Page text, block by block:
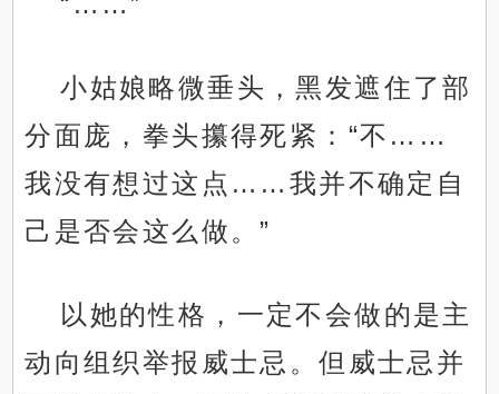
小姑娘略微垂头，黑发遮住了部
分面庞，拳头攥得死紧：“不……
我没有想过这点……我并不确定自
己是否会这么做。”
以她的性格，一定不会做的是主
动向组织举报威士忌。但威士忌并